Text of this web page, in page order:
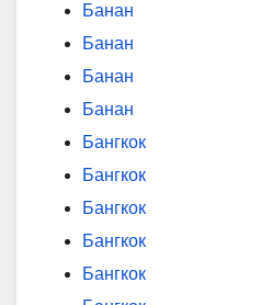
Банан
Банан
Банан
Банан
Бангкок
Бангкок
Бангкок
Бангкок
Бангкок